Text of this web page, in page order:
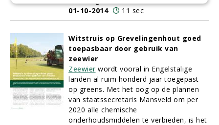
01-10-2014
11 sec
Witstruis op Grevelingenhout goed
toepasbaar door gebruik van
zeewier
Zeewierwordt vooral in Engelstalige
landen al ruim honderd jaar toegepast
op greens. Met het oog op de plannen
van staatssecretaris Mansveld om per
2020 alle chemische
onderhoudsmiddelen te verbieden, is het